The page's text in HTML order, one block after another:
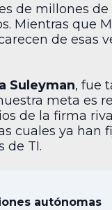
de millones
Mientras que
de esas
Suleyman, fue
meta es
de la firma
cuales ya han
de TI.
autónomas